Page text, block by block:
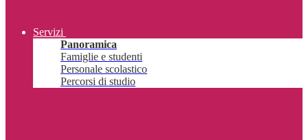
Servizi
Panoramica
Famiglie e studenti
Personale scolastico
Percorsi di studio